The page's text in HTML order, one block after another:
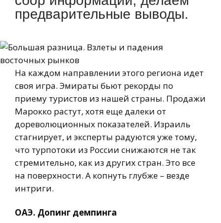
предварительные выводы.
На каждом направлении этого региона идет
своя игра. Эмираты бьют рекорды по
приему туристов из нашей страны. Продажи
Марокко растут, хотя еще далеки от
дореволюционных показателей. Израиль
стагнирует, и эксперты радуются уже тому,
что турпотоки из России снижаются не так
стремительно, как из других стран. Это все
на поверхности. А копнуть глубже – везде
интриги.
ОАЭ. Допинг демпинга